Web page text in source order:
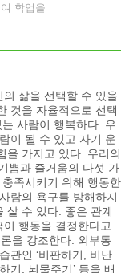
학업을
삶을 선택할 수 있을
것을 자율적으로 선택
사람이 행복하다. 우
이 될 수 있고 자기 운
을 가지고 있다. 우리의
쁨과 즐거움의 다섯 가
족시키기 위해 행동한
람의 욕구를 방해하지
살 수 있다. 좋은 관계
행동을 결정한다고
을 강조한다. 외부통
관인 ‘비판하기, 비난
기, 뇌물주기’ 등을 배